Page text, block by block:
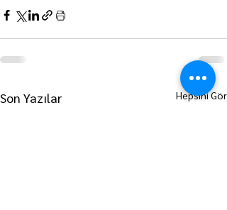
Son Yazılar Hepsini Gör